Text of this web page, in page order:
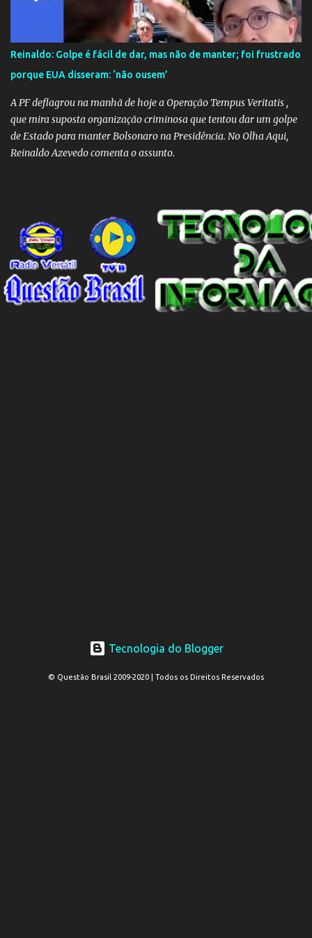
Reinaldo: Golpe é fácil de dar, mas não de manter; foi frustrado
porque EUA disseram: ‘não ousem’
A PF deflagrou na manhã de hoje a Operação Tempus Veritatis ,
que mira suposta organização criminosa que tentou dar um golpe
de Estado para manter Bolsonaro na Presidência. No Olha Aqui,
Reinaldo Azevedo comenta o assunto.
Tecnologia do Blogger
© Questão Brasil 2009-2020 | Todos os Direitos Reservados